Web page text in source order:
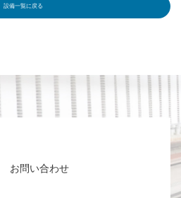
設備一覧に戻る
お問い合わせ